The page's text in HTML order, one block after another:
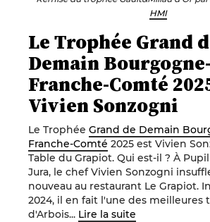
HMI
Le Trophée Grand
Demain Bourgogne-
Franche-Comté
Vivien Sonzogni
Le Trophée Grand de Demain
Franche-Comté 2025 est Vivien
Table du Grapiot. Qui est-il ? À
Jura, le chef Vivien Sonzogni
nouveau au restaurant Le Grapiot.
2024, il en fait l'une des meilleures
d'Arbois... Lire la suite